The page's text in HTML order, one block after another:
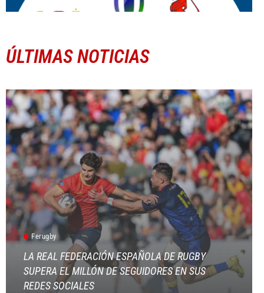
ÚLTIMAS NOTICIAS
Ferugby
LA REAL FEDERACIÓN ESPAÑOLA DE RUGBY
SUPERA EL MILLÓN DE SEGUIDORES EN SUS
REDES SOCIALES